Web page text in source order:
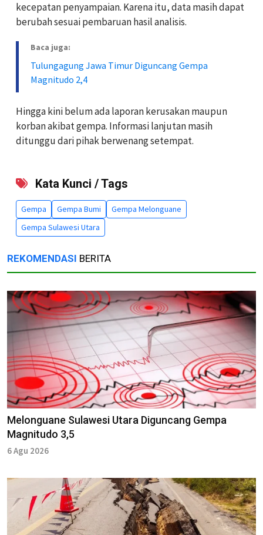
kecepatan penyampaian. Karena itu, data masih dapat
berubah sesuai pembaruan hasil analisis.
Baca juga:
Tulungagung Jawa Timur Diguncang Gempa
Magnitudo 2,4
Hingga kini belum ada laporan kerusakan maupun
korban akibat gempa. Informasi lanjutan masih
ditunggu dari pihak berwenang setempat.
Kata Kunci / Tags
Gempa Gempa Bumi
Gempa Melonguane
Gempa Sulawesi Utara
REKOMENDASI BERITA
Melonguane Sulawesi Utara Diguncang Gempa
Magnitudo 3,5
6 Agu 2026